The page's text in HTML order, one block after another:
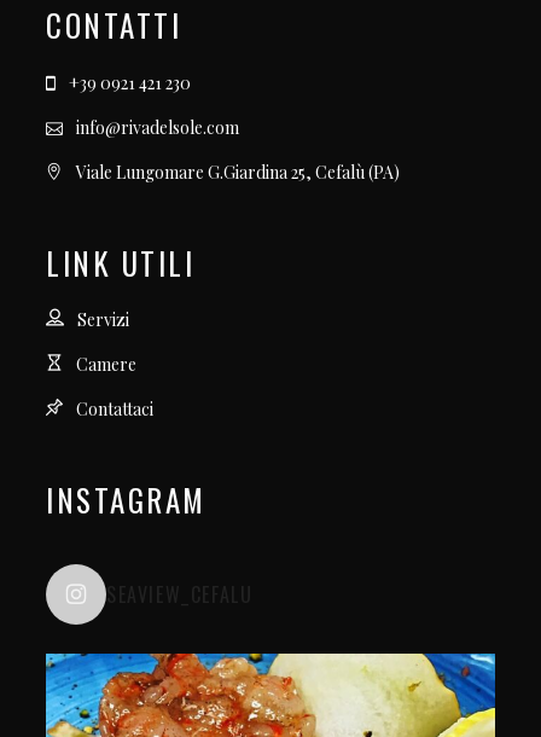
CONTATTI
+39 0921 421 230
info@rivadelsole.com
Viale Lungomare G.Giardina 25, Cefalù (PA)
LINK UTILI
Servizi
Camere
Contattaci
INSTAGRAM